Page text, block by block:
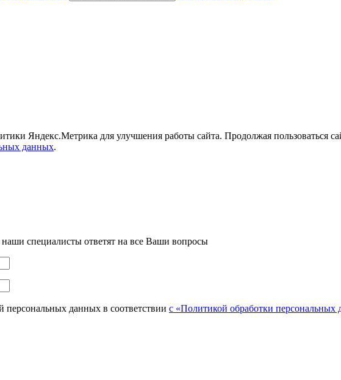
Яндекс.Метрика для улучшения работы сайта. Продолжая пользоваться
данных.
специалисты ответят на все Ваши вопросы
персональных данных в соответствии с «Политикой обработки персональных